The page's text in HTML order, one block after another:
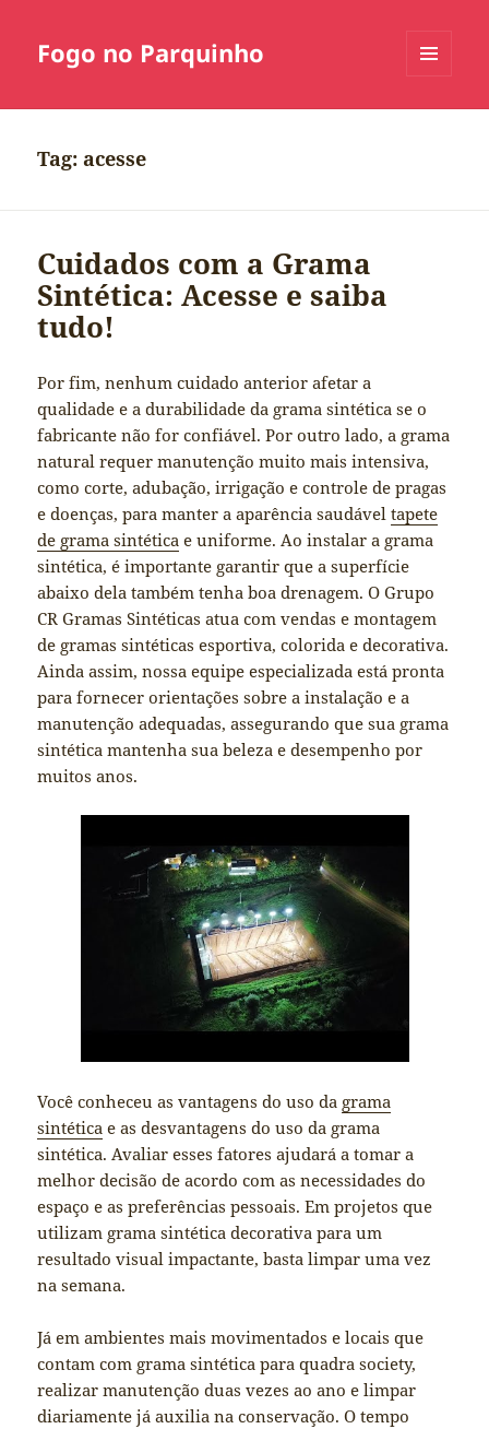
Fogo no Parquinho
Tag:acesse
Cuidados com a Grama
Sintética: Acesse e saiba
tudo!
Por fim, nenhum cuidado anterior afetar a
qualidade e a durabilidade da grama sintética se o
fabricante não for confiável. Por outro lado, a grama
natural requer manutenção muito mais intensiva,
como corte, adubação, irrigação e controle de pragas
e doenças, para manter a aparência saudáveltapete
de grama sintética e uniforme. Ao instalar a grama
sintética, é importante garantir que a superfície
abaixo dela também tenha boa drenagem. O Grupo
CR Gramas Sintéticas atua com vendas e montagem
de gramas sintéticas esportiva, colorida e decorativa.
Ainda assim, nossa equipe especializada está pronta
para fornecer orientações sobre a instalação e a
manutenção adequadas, assegurando que sua grama
sintética mantenha sua beleza e desempenho por
muitos anos.
Você conheceu as vantagens do uso da grama
sintética e as desvantagens do uso da grama
sintética. Avaliar esses fatores ajudará a tomar a
melhor decisão de acordo com as necessidades do
espaço e as preferências pessoais. Em projetos que
utilizam grama sintética decorativa para um
resultado visual impactante, basta limpar uma vez
na semana.
Já em ambientes mais movimentados e locais que
contam com grama sintética para quadra society,
realizar manutenção duas vezes ao ano e limpar
diariamente já auxilia na conservação. O tempo